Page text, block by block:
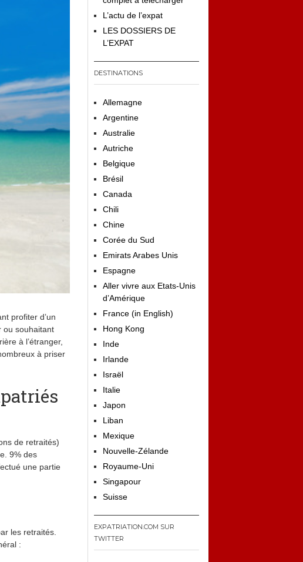
profiter d’un
ou souhaitant
à l’étranger,
à priser
de retraités)
9% des
une partie
les retraités.
:
L’actu de l’expat
LES DOSSIERS DE
L’EXPAT
DESTINATIONS
Allemagne
Argentine
Australie
Autriche
Belgique
Brésil
Canada
Chili
Chine
Corée du Sud
Emirats Arabes Unis
Espagne
Aller vivre aux Etats-Unis
d’Amérique
France (in English)
Hong Kong
Inde
Irlande
Israël
Italie
Japon
Liban
Mexique
Nouvelle-Zélande
Royaume-Uni
Singapour
Suisse
EXPATRIATION.COM SUR
TWITTER